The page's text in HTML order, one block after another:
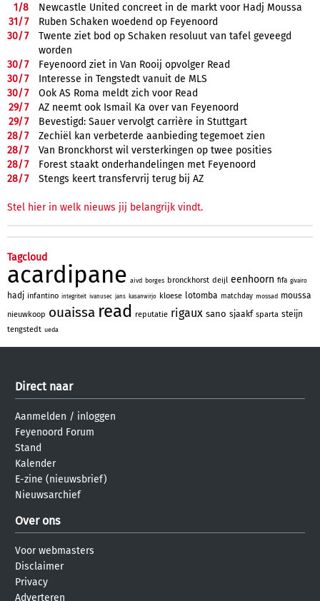
1/8
Newcastle United concreet in de markt voor Hadj Moussa
31/7
Ruben Schaken woedend op Feyenoord
30/7
Twente ziet bod op Schaken resoluut van tafel geveegd
worden
30/7
Feyenoord ziet in Van Rooij opvolger Read
30/7
Interesse in Tengstedt vanuit de MLS
30/7
Ook AS Roma meldt zich voor Read
29/7
AZ neemt ook Ismail Ka over van Feyenoord
29/7
Bevestigd: Sauer vervolgt carrière in Stuttgart
28/7
Zechiël kan verbeterde aanbieding tegemoet zien
28/7
Van Bronckhorst wil versterkingen op twee posities
28/7
Forest staakt onderhandelingen met Feyenoord
28/7 Stengs keert transfervrij terug bij AZ
Stel hier in welk nieuws jij belangrijk vindt.
Tagcloud
acardipane aivd borges bronckhorst deijl eenhoorn fifa givairo
hadj infantino integriteit ivanusec jans kasanwirjo kloese lotomba matchday mossad moussa
nieuwkoop ouaissa read reputatie rigaux sano sjaakf sparta steijn
tengstedt ueda
Direct naar
Aanmelden / inloggen
Feyenoord Forum
Stand
Kalender
E-zine (nieuwsbrief)
Nieuwsarchief
Over ons
Voor webmasters
Disclaimer
Privacy
Adverteren